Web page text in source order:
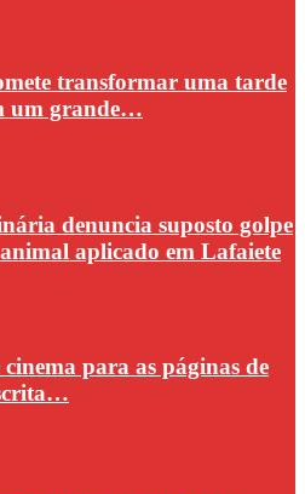
transformar uma tarde
um grande…
denuncia suposto golpe
aplicado em Lafaiete
para as páginas de